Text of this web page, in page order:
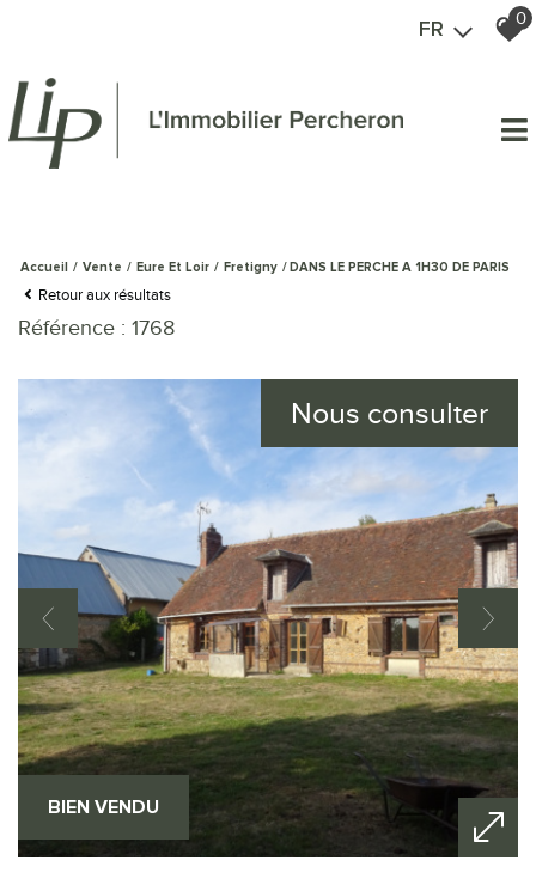
FR
0
Accueil Vente Eure Et Loir Fretigny DANS LE PERCHE A 1H30 DE PARIS
Retour aux résultats
Référence : 1768
BIEN VENDU
Nous consulter